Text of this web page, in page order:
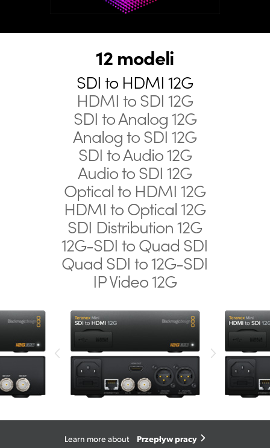
12 modeli
SDI to HDMI 12G
HDMI to SDI 12G
SDI to Analog 12G
Analog to SDI 12G
SDI to Audio 12G
Audio to SDI 12G
Optical to HDMI 12G
HDMI to Optical 12G
SDI Distribution 12G
12G-SDI to Quad SDI
Quad SDI to 12G-SDI
IP Video 12G
Learn more about Przepływ pracy